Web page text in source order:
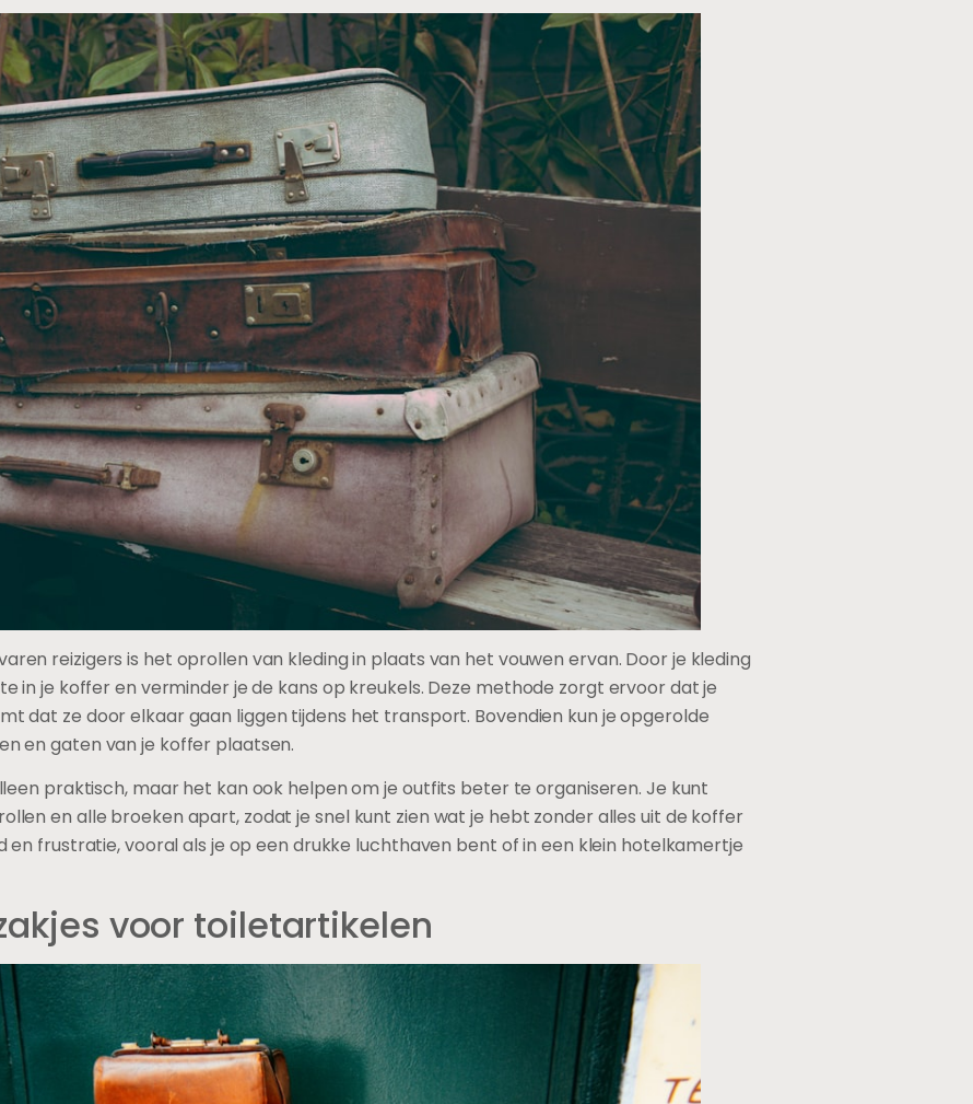
reizigers is het oprollen van kleding in plaats van het vouwen ervan. Door je kleding
in je koffer en verminder je de kans op kreukels. Deze methode zorgt ervoor dat je
dat ze door elkaar gaan liggen tijdens het transport. Bovendien kun je opgerolde
en gaten van je koffer plaatsen.
praktisch, maar het kan ook helpen om je outfits beter te organiseren. Je kunt
en alle broeken apart, zodat je snel kunt zien wat je hebt zonder alles uit de koffer
en frustratie, vooral als je op een drukke luchthaven bent of in een klein hotelkamertje
voor toiletartikelen